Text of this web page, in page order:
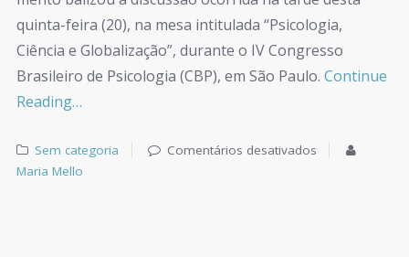
quinta-feira (20), na mesa intitulada “Psicologia,
Ciência e Globalização”, durante o IV Congresso
Brasileiro de Psicologia (CBP), em São Paulo. Continue
Reading…
Sem categoria
Comentários desativados
Maria Mello